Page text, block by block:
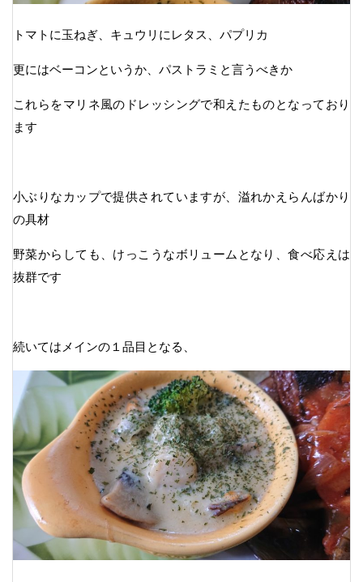
トマトに玉ねぎ、キュウリにレタス、パプリカ
更にはベーコンというか、パストラミと言うべきか
これらをマリネ風のドレッシングで和えたものとなっており
ます
小ぶりなカップで提供されていますが、溢れかえらんばかり
の具材
野菜からしても、けっこうなボリュームとなり、食べ応えは
抜群です
続いてはメインの１品目となる、